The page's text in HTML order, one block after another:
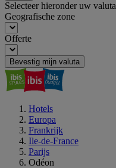
Selecteer hieronder uw valuta
Geografische zone
Offerte
Bevestig mijn valuta
Hotels
Europa
Frankrijk
Ile-de-France
Parijs
Odéon